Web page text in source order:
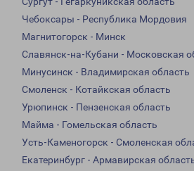
Чебоксары - Республика Мордовия
Магнитогорск - Минск
Славянск-на-Кубани - Московская
Минусинск - Владимирская область
Смоленск - Котайкская область
Урюпинск - Пензенская область
Майма - Гомельская область
Усть-Каменогорск - Смоленская
Екатеринбург - Армавирская